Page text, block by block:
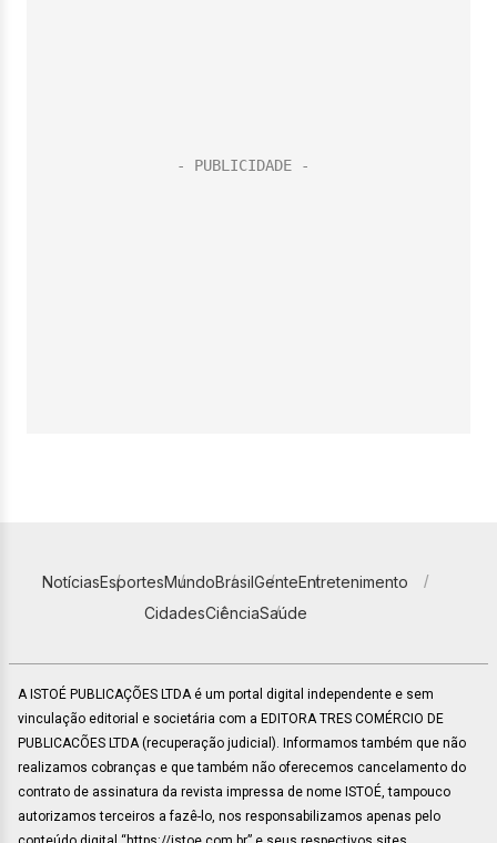
NotíciasEsportesMundoBrasilGenteEntretenimento
CidadesCiênciaSaúde
A ISTOÉ PUBLICAÇÕES LTDA é um portal digital independente e sem
vinculação editorial e societária com a EDITORA TRES COMÉRCIO DE
PUBLICACÕES LTDA (recuperação judicial). Informamos também que não
realizamos cobranças e que também não oferecemos cancelamento do
contrato de assinatura da revista impressa de nome ISTOÉ, tampouco
autorizamos terceiros a fazê-lo, nos responsabilizamos apenas pelo